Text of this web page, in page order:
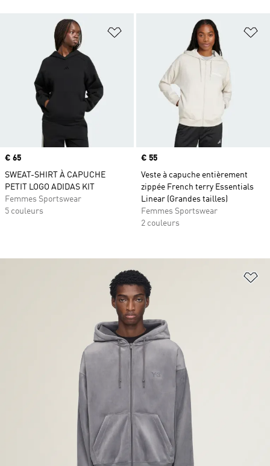
Ajouter à la Liste de produits
Prix
€ 65
SWEAT-SHIRT À CAPUCHE
PETIT LOGO ADIDAS KIT
Femmes Sportswear
5 couleurs
Prix
€ 55
Veste à capuche entièrement
zippée French terry Essentials
Linear (Grandes tailles)
Femmes Sportswear
2 couleurs